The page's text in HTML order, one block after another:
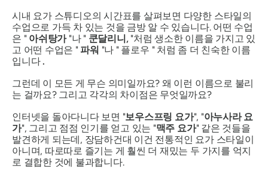
시내 요가 스튜디오의 시간표를 살펴보면 다양한 스타일의
수업으로 가득 차 있는 것을 금방 알 수 있습니다. 어떤 수업
은 " 아쉬탕가"나 " 쿤달리니,"처럼 생소한 이름을 가지고 있
고 어떤 수업은 "파워 "나 " 플로우 " 처럼 좀 더 친숙한 이름
입니다.
그런데 이 모든 게 무슨 의미일까요? 왜 이런 이름으로 불리
는 걸까요? 그리고 각각의 차이점은 무엇일까요?
인터넷을 돌아다니다 보면 "보우스프링 요가", "아누사라 요
가", 그리고 점점 인기를 얻고 있는 "맥주 요가" 같은 것들을
발견하게 되는데, 장담하건대 이건 전통적인 요가 스타일이
아니며, 따로따로 즐기는 게 훨씬 더 재밌는 두 가지를 억지
로 결합한 것에 불과합니다.